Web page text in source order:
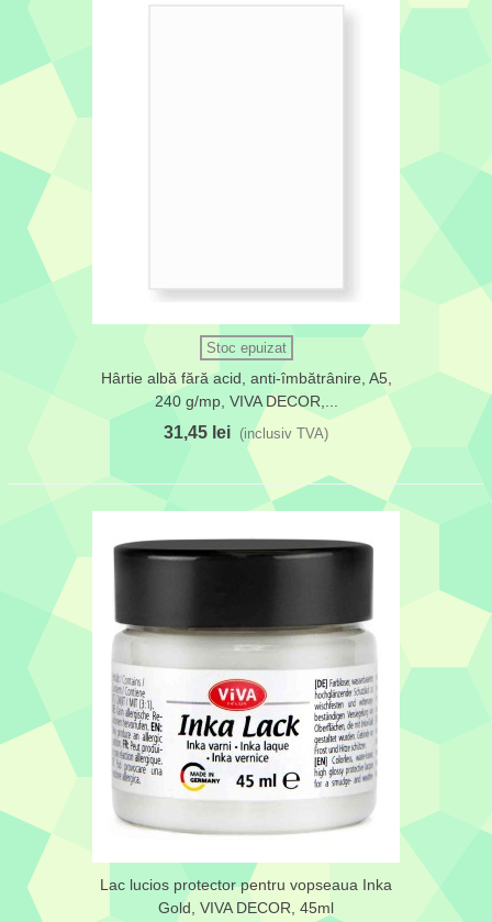
Stoc epuizat
Hârtie albă fără acid, anti-îmbătrânire, A5,
240 g/mp, VIVA DECOR,...
31,45 lei (inclusiv TVA)
Lac lucios protector pentru vopseaua Inka
Gold, VIVA DECOR, 45ml